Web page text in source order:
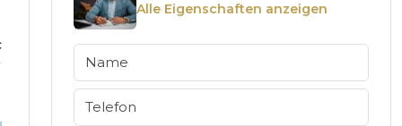
Alle Eigenschaften anzeigen